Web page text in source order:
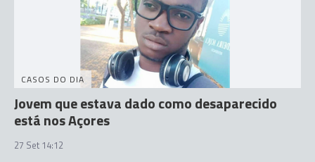
CASOS DO DIA
Jovem que estava dado como desaparecido
está nos Açores
27 Set 14:12